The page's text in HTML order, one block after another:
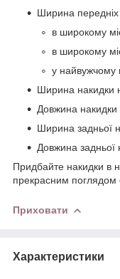
Ширина передніх
в широкому
в широкому
у найвужчому
Ширина накидки
Довжина накидки
Ширина задньої
Довжина задньої
Придбайте накидки в
прекрасним поглядом
Приховати
Характеристики